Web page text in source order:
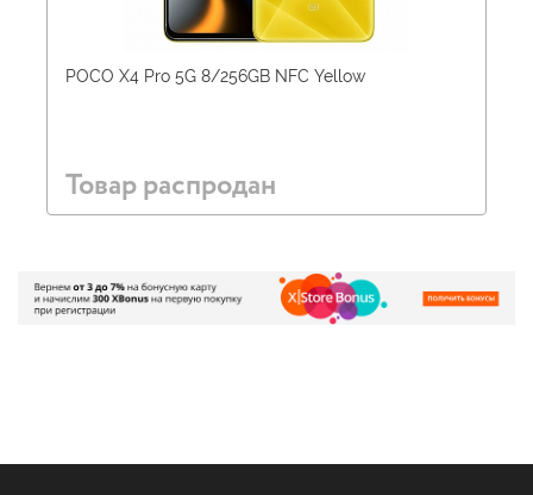
POCO X4 Pro 5G 8/256GB NFC Yellow
Товар распродан